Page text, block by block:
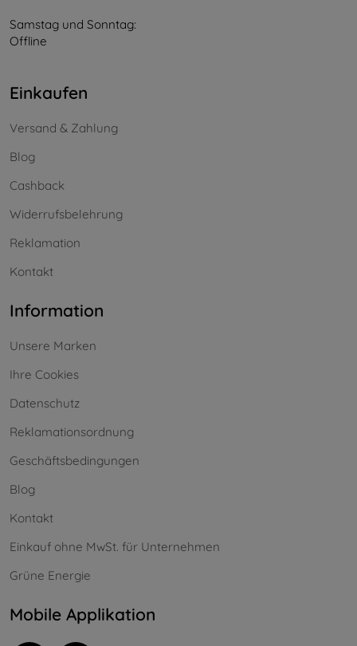
Samstag und Sonntag:
Offline
Einkaufen
Versand & Zahlung
Blog
Cashback
Widerrufsbelehrung
Reklamation
Kontakt
Information
Unsere Marken
Ihre Cookies
Datenschutz
Reklamationsordnung
Geschäftsbedingungen
Blog
Kontakt
Einkauf ohne MwSt. für Unternehmen
Grüne Energie
Mobile Applikation